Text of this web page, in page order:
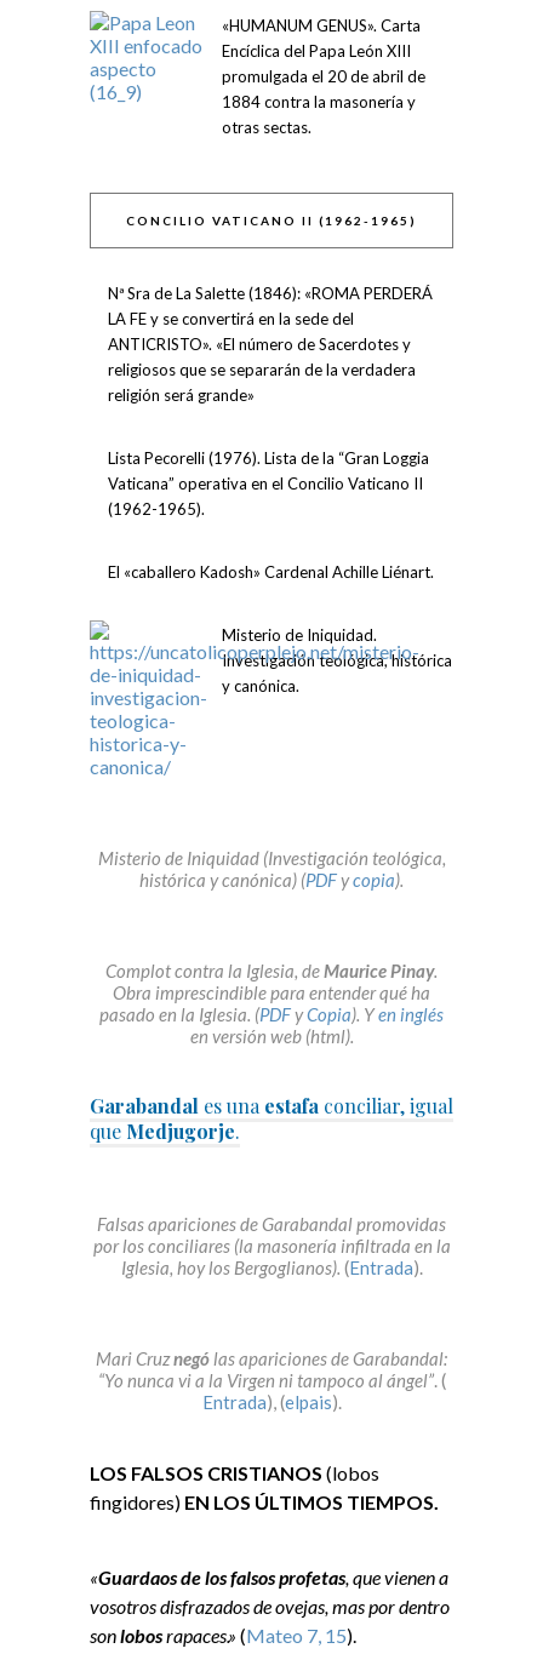
«HUMANUM GENUS». Carta
Encíclica del Papa León XIII
promulgada el 20 de abril de
1884 contra la masonería y
otras sectas.
CONCILIO VATICANO II (1962-1965)
Nª Sra de La Salette (1846): «ROMA PERDERÁ
LA FE y se convertirá en la sede del
ANTICRISTO». «El número de Sacerdotes y
religiosos que se separarán de la verdadera
religión será grande»
Lista Pecorelli (1976). Lista de la “Gran Loggia
Vaticana” operativa en el Concilio Vaticano II
(1962-1965).
El «caballero Kadosh» Cardenal Achille Liénart.
Misterio de Iniquidad.
Investigación teológica, histórica
y canónica.
Misterio de Iniquidad (Investigación teológica,
histórica y canónica) (PDFycopia).
Complot contra la Iglesia, deMaurice Pinay.
Obra imprescindible para entender qué ha
pasado en la Iglesia. (PDFyCopia). Yen inglés
en versión web (html).
Garabandal es una estafa conciliar, igual
que Medjugorje.
Falsas apariciones de Garabandal promovidas
por los conciliares (la masonería infiltrada en la
Iglesia, hoy los Bergoglianos). (Entrada).
Mari Cruznegó las apariciones de Garabandal:
“Yo nunca vi a la Virgen ni tampoco al ángel”. (
Entrada), (elpais).
LOS FALSOS CRISTIANOS (lobos
fingidores) EN LOS ÚLTIMOS TIEMPOS.
«Guardaos de los falsos profetas , que vienen a
vosotros disfrazados de ovejas, mas por dentro
sonlobosrapaces.» (Mateo 7, 15).